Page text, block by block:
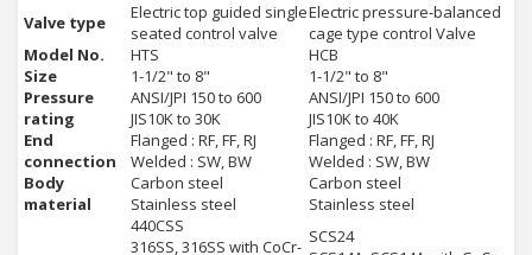
Valve type
Electric top guided single
seated control valve
Electric pressure-balanced
cage type control Valve
Model No.
HTS
HCB
Size
1-1/2" to 8"
1-1/2" to 8"
Pressure
rating
ANSI/JPI 150 to 600
JIS10K to 30K
ANSI/JPI 150 to 600
JIS10K to 40K
End
connection
Flanged : RF, FF, RJ
Welded : SW, BW
Flanged : RF, FF, RJ
Welded : SW, BW
Body
material
Carbon steel
Stainless steel
Carbon steel
Stainless steel
440CSS
316SS, 316SS with CoCr- SCS24